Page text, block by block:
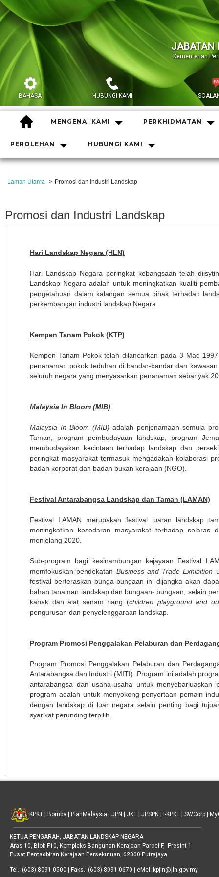
JABATAN
Kementerian
BAHASA HUBUNGI KAMI
HOME MENGENAI KAMI PERKHIDMATAN
PEROLEHAN HUBUNGI KAMI
Laman Utama Promosi dan Industri Landskap
Promosi dan Industri Landskap
Hari Landskap Negara (HLN)
Hari Landskap Negara peringkat kebangsaan telah
Landskap Negara adalah untuk meningkatkan kualiti
pengetahuan dalam kalangan semua pihak terhadap
perkembangan industri landskap Negara.
Kempen Tanam Pokok (KTP)
Kempen Tanam Pokok telah dilancarkan pada 3 Mac
penanaman pokok teduhan di bandar-bandar dan
seluruh negara yang menyasarkan penanaman sebanyak
Malaysia In Bloom (MIB)
Malaysia In Bloom (MIB) adalah penjenamaan semula
Taman, program pembudayaan landskap, program
membudayakan kecintaan terhadap landskap dan
peringkat masyarakat termasuk mengadakan kolaborasi
badan korporat dan badan bukan kerajaan (NGO).
Festival Antarabangsa Landskap dan Taman (LAMAN)
Festival LAMAN merupakan festival luaran landskap
meningkatkan kesedaran masyarakat terhadap
menjelang 2020.
Sub-program bagi kesinambungan kejayaan Festival
memfokuskan pendekatan Business and Trade Exhibition
festival berteraskan bunga-bungaan ini dijangka akan
bahan tanaman landskap dan bungaan- bungaan, selain
kanak dan alat senam riang (children playground and
pengurusan dan penyelenggaraan landskap.
Program Promosi Penggalakan Pelaburan dan
Program Promosi Penggalakan Pelaburan dan
Antarabangsa dan Industri (MITI). Program ini adalah
antarabangsa dan usaha-usaha untuk
program adalah untuk menyokong penyertaan pemain
dengan landskap di luar negara selain penting bagi
syarikat perunding terpilih.
KPKT Bomba PlanMalaysia JPN JKT JPSPN I-KPKT SWCorp
KETUA PENGARAH, JABATAN LANDSKAP NEGARA
Aras 10, Blok F10, Kompleks Bangunan Kerajaan Parcel F, Presint 1
Pusat Pentadbiran Kerajaan Persekutuan, 62000 Putrajaya
Tel.: (603) 8091 0500 | Faks.: (603) 8091 0670 | eMel: kpjln@jln.gov.my